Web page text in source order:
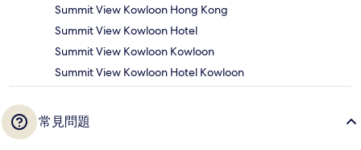
Summit View Kowloon Hong Kong
Summit View Kowloon Hotel
Summit View Kowloon Kowloon
Summit View Kowloon Hotel Kowloon
常見問題